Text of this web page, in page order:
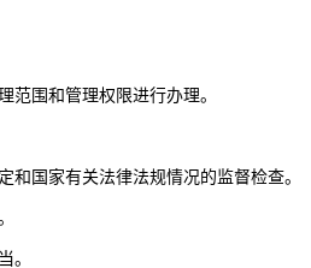
范围和管理权限进行办理。
国家有关法律法规情况的监督检查。
。